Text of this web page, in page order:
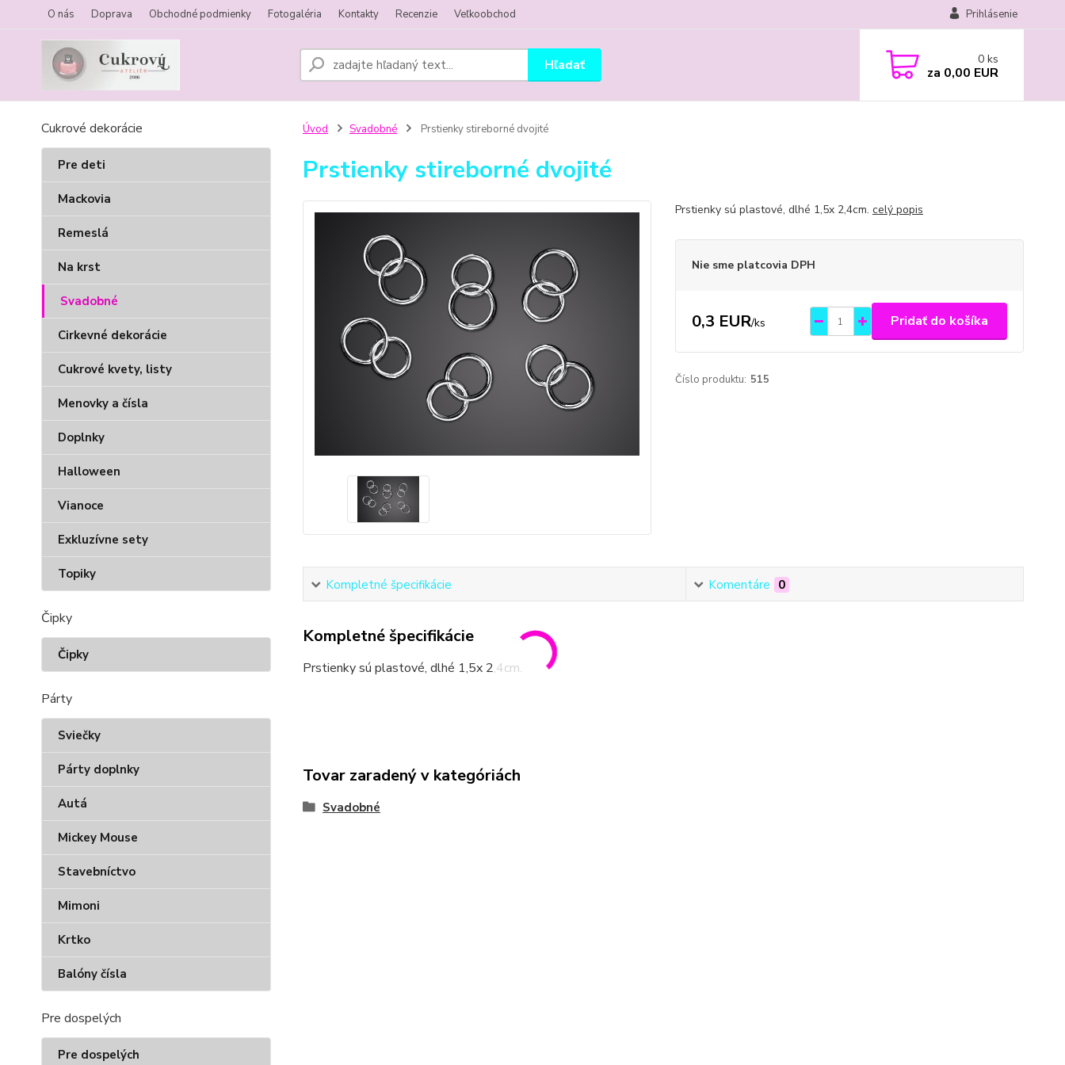
O nás Doprava Obchodné podmienky Fotogaléria Kontakty Recenzie Veľkoobchod Prihlásenie
Hľadať 0 ks
za 0,00 EUR
Cukrové dekorácie
Pre deti
Mackovia
Remeslá
Na krst
Svadobné
Cirkevné dekorácie
Cukrové kvety, listy
Menovky a čísla
Doplnky
Halloween
Vianoce
Exkluzívne sety
Topiky
Čipky
Čipky
Párty
Sviečky
Párty doplnky
Autá
Mickey Mouse
Stavebníctvo
Mimoni
Krtko
Balóny čísla
Pre dospelých
Pre dospelých
Úvod Svadobné Prstienky stireborné dvojité
Prstienky stireborné dvojité
Prstienky sú plastové, dlhé 1,5x 2,4cm. celý popis
Nie sme platcovia DPH
0,3 EUR/ks Pridať do košíka
Číslo produktu: 515
Kompletné špecifikácie Komentáre 0
Kompletné špecifikácie
Prstienky sú plastové, dlhé 1,5x 2,4cm.
Tovar zaradený v kategóriách
Svadobné